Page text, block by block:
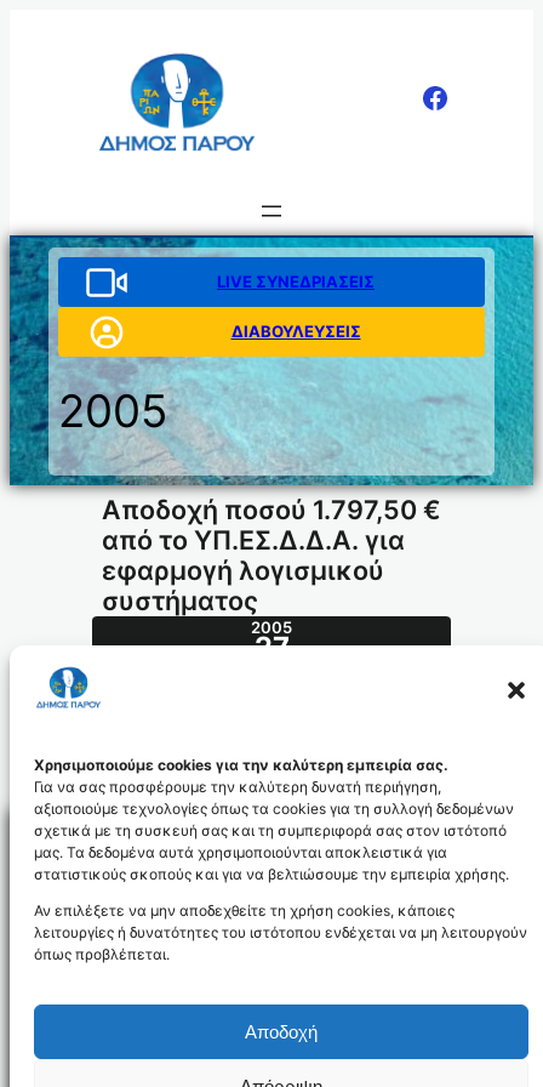
Χρησιμοποιούμε cookies για την καλύτερη εμπειρία σας.
Για να σας προσφέρουμε την καλύτερη δυνατή περιήγηση,
αξιοποιούμε τεχνολογίες όπως τα cookies για τη συλλογή δεδομένων
σχετικά με τη συσκευή σας και τη συμπεριφορά σας στον ιστότοπό
μας. Τα δεδομένα αυτά χρησιμοποιούνται αποκλειστικά για
στατιστικούς σκοπούς και για να βελτιώσουμε την εμπειρία χρήσης.
Αν επιλέξετε να μην αποδεχθείτε τη χρήση cookies, κάποιες
λειτουργίες ή δυνατότητες του ιστότοπου ενδέχεται να μη λειτουργούν
όπως προβλέπεται.
Αποδοχή
LIVE ΣΥΝΕΔΡΙΑΣΕΙΣ
ΔΙΑΒΟΥΛΕΥΣΕΙΣ
2005
Αποδοχή ποσού 1.797,50 €
από το ΥΠ.ΕΣ.Δ.Δ.Α. για
εφαρμογή λογισμικού
συστήματος
2005
27
357.2005_id184
NEWSLETTER